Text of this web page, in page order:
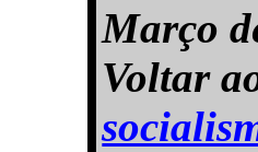
Março
Voltar